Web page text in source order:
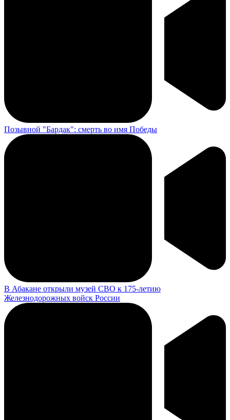
Позывной "Бардак": смерть во имя Победы
В Абакане открыли музей СВО к 175-летию
Железнодорожных войск России